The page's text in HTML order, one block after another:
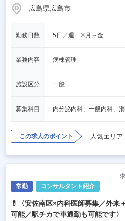
広島県広島市
勤務日数 5日／週　※月～金
業務内容 病棟管理
施設区分 一般
募集科目
この求人のポイント 人気エリア
常勤 コンサルタント紹介
💊〈安佐南区×内科医師募集／外来
可能／駅チカで車通勤も可能です〉